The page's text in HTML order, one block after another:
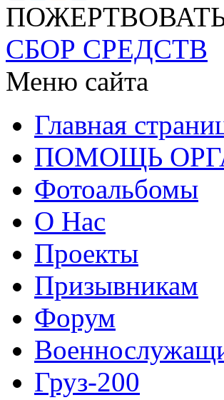
СБОР СРЕДСТВ
Меню сайта
Главная
ПОМОЩЬ
Фотоальбомы
О Нас
Проекты
Призывникам
Форум
Груз-200